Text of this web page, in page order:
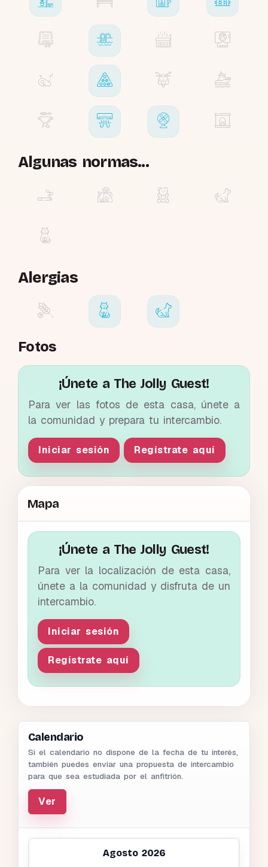
Algunas normas...
Alergias
Fotos
¡Únete a The Jolly Guest!
Para ver las fotos de esta casa, únete a
la comunidad y prepara tu intercambio.
Iniciar sesión Regístrate aquí
Mapa
¡Únete a The Jolly Guest!
Para ver la localización de esta casa,
únete a la comunidad y disfruta de un
intercambio.
Iniciar sesión
Regístrate aquí
Calendario
Si el calendario no dispone de la fecha de tu interés,
también puedes enviar una propuesta de intercambio
para que sea estudiada por el anfitrión.
Ver
Agosto 2026